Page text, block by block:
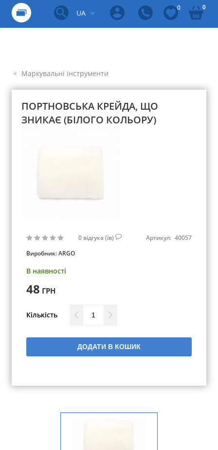
UA
0 0
Маркувальні інструменти
ПОРТНОВСЬКА КРЕЙДА, ЩО
ЗНИКАЄ (БІЛОГО КОЛЬОРУ)
0 відгука (ів) Артикул: 40057
Виробник:ARGO
В наявності
48 ГРН
Кількість
ДОДАТИ В КОШИК